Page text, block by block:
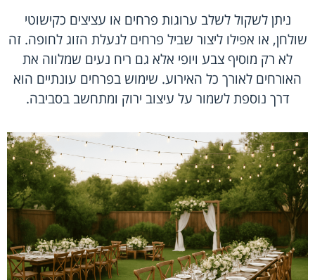
ניתן לשקול לשלב ערוגות פרחים או עציצים כקישוטי
שולחן, או אפילו ליצור שביל פרחים לנעלת הזוג לחופה. זה
לא רק מוסיף צבע ויופי אלא גם ריח נעים שמלווה את
האורחים לאורך כל האירוע. שימוש בפרחים עונתיים הוא
דרך נוספת לשמור על עיצוב ירוק ומתחשב בסביבה.